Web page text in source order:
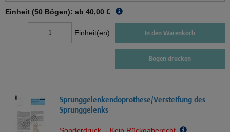
Einheit (50 Bögen): ab 40,00 €
Einheit(en) In den Warenkorb
Bogen drucken
Sprunggelenkendoprothese/Versteifung des
Sprunggelenks